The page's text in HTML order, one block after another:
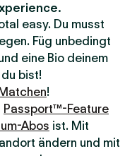
easy. Du musst
Füg unbedingt
eine Bio deinem
bist!
Matchen!
Passport™-Feature
Abos ist. Mit
ändern und mit